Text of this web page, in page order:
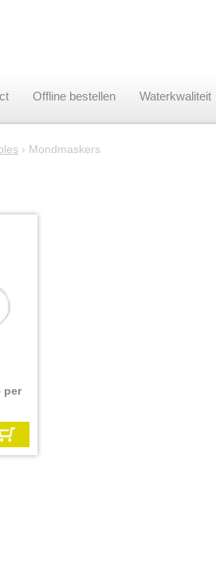
Offline bestellen Waterkwaliteit
› Mondmaskers
per